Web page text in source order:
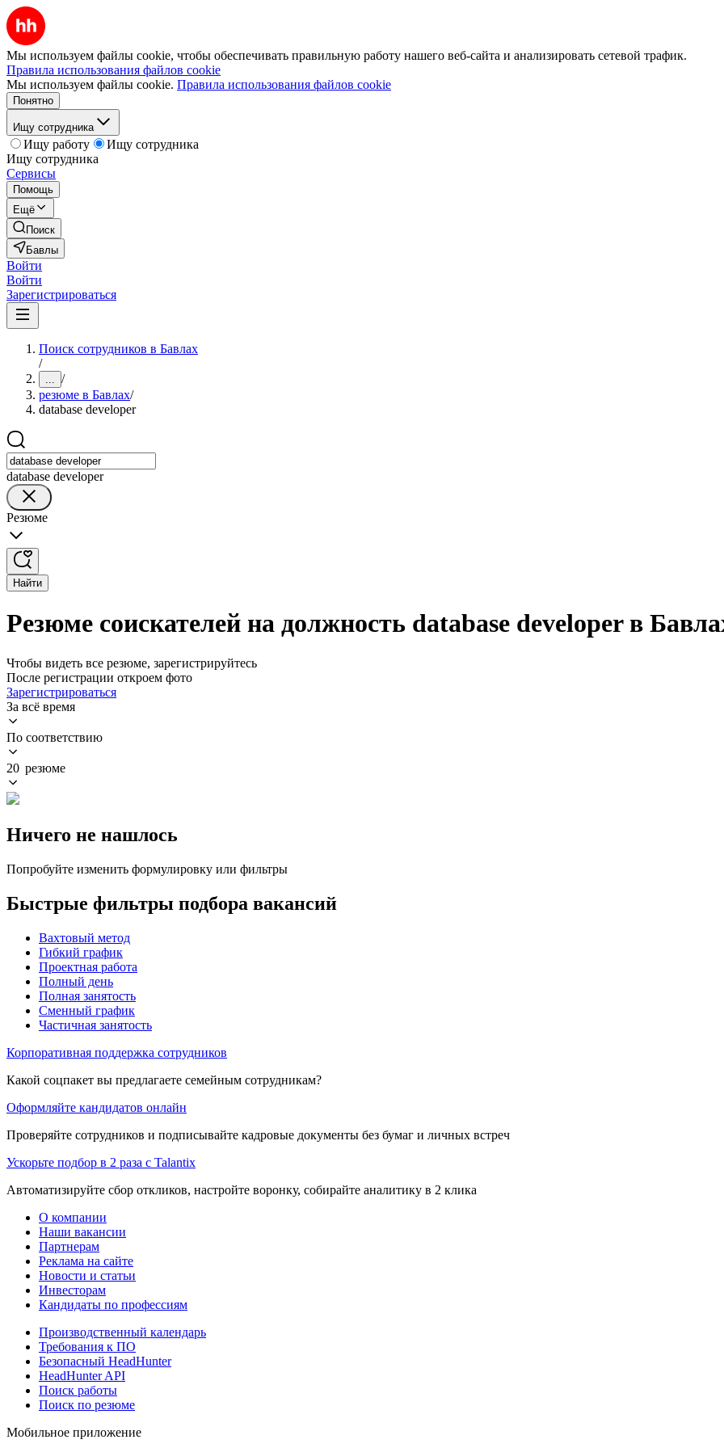
Мы используем файлы cookie, чтобы обеспечивать правильную работу нашего веб-сайта и анализировать сетевой трафик.
Правила использования файлов cookie
Мы используем файлы cookie. Правила использования файлов cookie
Понятно
Ищу сотрудника
Ищу работу
Ищу сотрудника
Ищу сотрудника
Сервисы
Помощь
Ещё
Поиск
Бавлы
Войти
Войти
Зарегистрироваться
Поиск сотрудников в Бавлах
/
... /
резюме в Бавлах/
database developer
database developer
Резюме
Найти
Резюме соискателей на должность database developer в
Чтобы видеть все резюме, зарегистрируйтесь
После регистрации откроем фото
Зарегистрироваться
За всё время
По соответствию
20 резюме
Ничего не нашлось
Попробуйте изменить формулировку или фильтры
Быстрые фильтры подбора вакансий
Вахтовый метод
Гибкий график
Проектная работа
Полный день
Полная занятость
Сменный график
Частичная занятость
Корпоративная поддержка сотрудников
Какой соцпакет вы предлагаете семейным сотрудникам?
Оформляйте кандидатов онлайн
Проверяйте сотрудников и подписывайте кадровые документы без бумаг и личных встреч
Ускорьте подбор в 2 раза с Talantix
Автоматизируйте сбор откликов, настройте воронку, собирайте аналитику в 2 клика
О компании
Наши вакансии
Партнерам
Реклама на сайте
Новости и статьи
Инвесторам
Кандидаты по профессиям
Производственный календарь
Требования к ПО
Безопасный HeadHunter
HeadHunter API
Поиск работы
Поиск по резюме
Мобильное приложение